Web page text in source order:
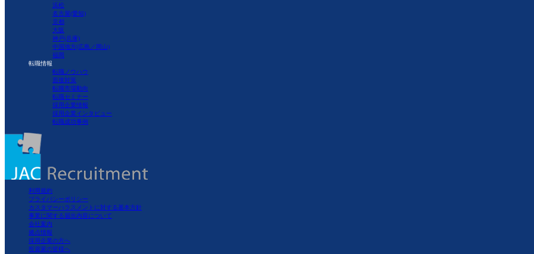
浜松
名古屋(愛知)
京都
大阪
神戸(兵庫)
中国地方(広島／岡山)
福岡
転職情報
転職ノウハウ
面接対策
転職市場動向
転職セミナー
採用企業情報
採用企業インタビュー
転職成功事例
利用規約
プライバシーポリシー
カスタマーハラスメントに対する基本方針
事業に関する届出内容について
会社案内
拠点情報
採用企業の方へ
投資家の皆様へ